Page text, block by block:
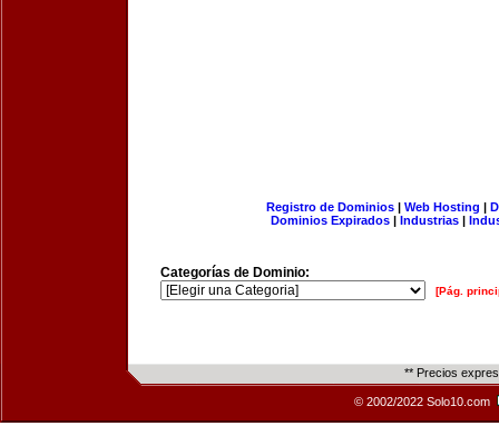
Registro de Dominios| Web Hosting |
Dominios Expirados | Industrias |
Categorías de Dominio:
[Pág.
** Precios
© 2002/2022 Solo10.com